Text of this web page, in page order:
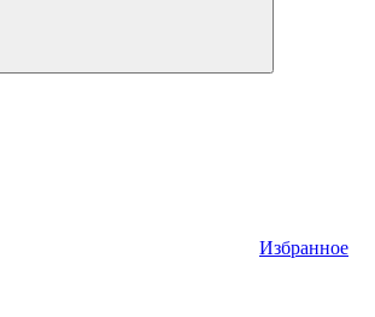
Избранное